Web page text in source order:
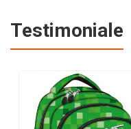
Testimoniale